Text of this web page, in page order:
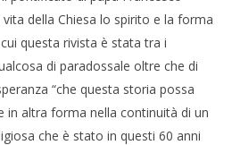
della Chiesa lo spirito e la forma
questa rivista è stata tra i
di paradossale oltre che di
“che questa storia possa
in altra forma nella continuità di un
che è stato in questi 60 anni